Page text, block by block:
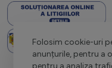
Folosim cookie-uri
anunțurile, pentru a
pentru a analiza